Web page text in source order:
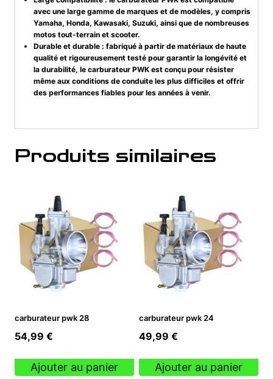
avec une large gamme de marques et de modèles, y compris
Yamaha, Honda, Kawasaki, Suzuki, ainsi que de nombreuses
motos tout-terrain et scooter.
Durable et durable : fabriqué à partir de matériaux de haute
qualité et rigoureusement testé pour garantir la longévité et
la durabilité, le carburateur PWK est conçu pour résister
même aux conditions de conduite les plus difficiles et offrir
des performances fiables pour les années à venir.
Produits similaires
carburateur pwk 28
54,99 €
Ajouter au panier
carburateur pwk 24
49,99 €
Ajouter au panier